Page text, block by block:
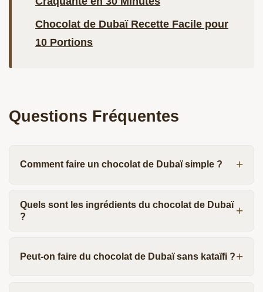
Chocolat de Dubaï Recette Facile pour
10 Portions
Questions Fréquentes
Comment faire un chocolat de Dubaï simple ?
Quels sont les ingrédients du chocolat de Dubaï
?
Peut-on faire du chocolat de Dubaï sans kataïfi ?